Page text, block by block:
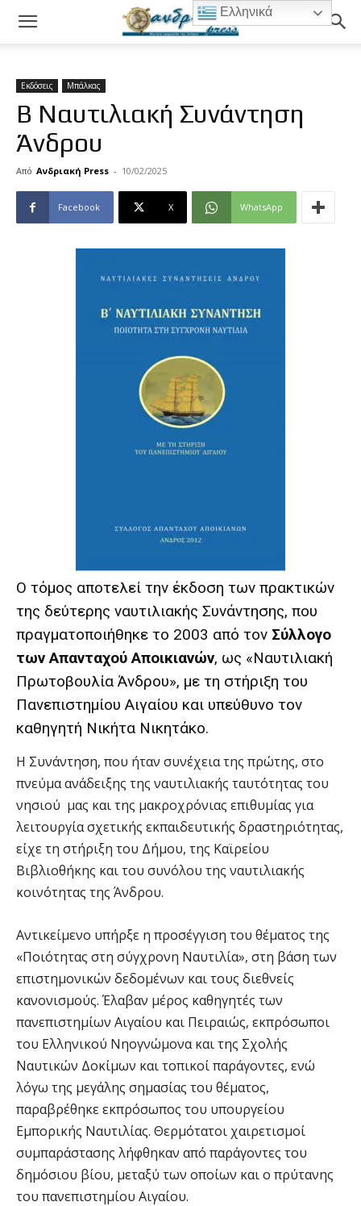
Εκδόσεις Μπάλκας
Β΄ Ναυτιλιακή Συνάντηση
Άνδρου
Από Ανδριακή Press - 10/02/2025
Facebook X WhatsApp
Ο τόμος αποτελεί την έκδοση των πρακτικών
της δεύτερης ναυτιλιακής Συνάντησης, που
πραγματοποιήθηκε το 2003 από τον Σύλλογο
των Απανταχού Αποικιανών, ως «Ναυτιλιακή
Πρωτοβουλία Άνδρου», με τη στήριξη του
Πανεπιστημίου Αιγαίου και υπεύθυνο τον
καθηγητή Νικήτα Νικητάκο.
Η Συνάντηση, που ήταν συνέχεια της πρώτης, στο
πνεύμα ανάδειξης της ναυτιλιακής ταυτότητας του
νησιού μας και της μακροχρόνιας επιθυμίας για
λειτουργία σχετικής εκπαιδευτικής δραστηριότητας,
είχε τη στήριξη του Δήμου, της Καϊρείου
Βιβλιοθήκης και του συνόλου της ναυτιλιακής
κοινότητας της Άνδρου.
Αντικείμενο υπήρξε η προσέγγιση του θέματος της
«Ποιότητας στη σύγχρονη Ναυτιλία», στη βάση των
επιστημονικών δεδομένων και τους διεθνείς
κανονισμούς. Έλαβαν μέρος καθηγητές των
πανεπιστημίων Αιγαίου και Πειραιώς, εκπρόσωποι
του Ελληνικού Νηογνώμονα και της Σχολής
Ναυτικών Δοκίμων και τοπικοί παράγοντες, ενώ
λόγω της μεγάλης σημασίας του θέματος,
παραβρέθηκε εκπρόσωπος του υπουργείου
Εμπορικής Ναυτιλίας. Θερμότατοι χαιρετισμοί
συμπαράστασης λήφθηκαν από παράγοντες του
δημόσιου βίου, μεταξύ των οποίων και ο πρύτανης
του πανεπιστημίου Αιγαίου.
Ελληνικά